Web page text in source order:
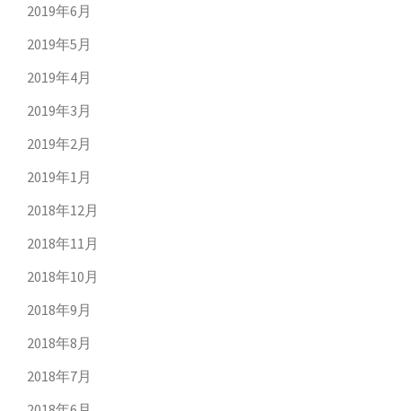
2019年6月
2019年5月
2019年4月
2019年3月
2019年2月
2019年1月
2018年12月
2018年11月
2018年10月
2018年9月
2018年8月
2018年7月